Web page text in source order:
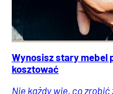
Wynosisz stary mebel
kosztować
Nie każdy wie, co